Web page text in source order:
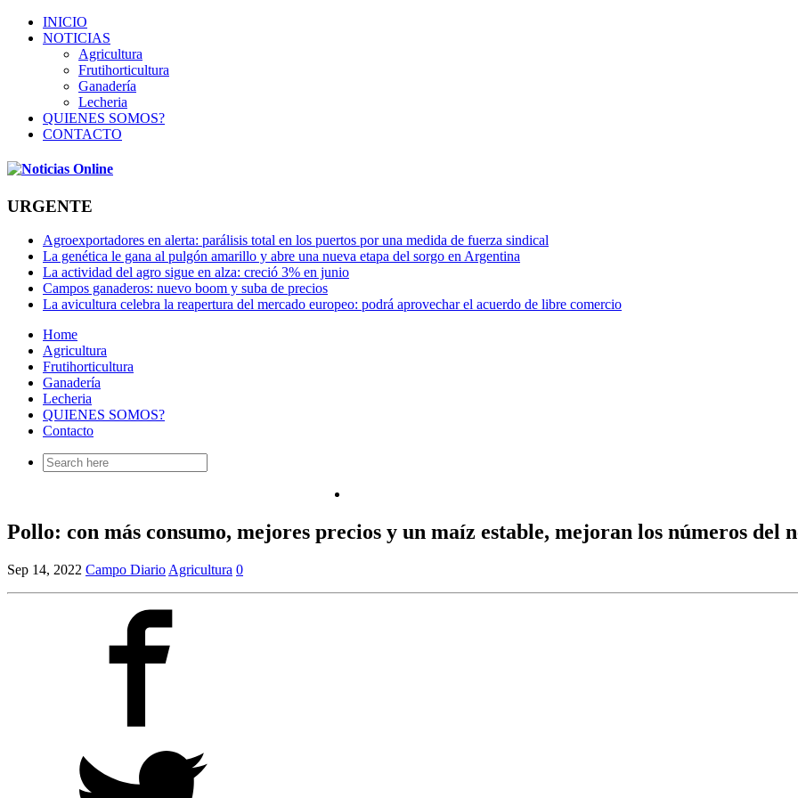
INICIO
NOTICIAS
Agricultura
Frutihorticultura
Ganadería
Lecheria
QUIENES SOMOS?
CONTACTO
URGENTE
Agroexportadores en alerta: parálisis total en los puertos por una medida de fuerza sindical
La genética le gana al pulgón amarillo y abre una nueva etapa del sorgo en Argentina
La actividad del agro sigue en alza: creció 3% en junio
Campos ganaderos: nuevo boom y suba de precios
La avicultura celebra la reapertura del mercado europeo: podrá aprovechar el acuerdo de libre comercio
Home
Agricultura
Frutihorticultura
Ganadería
Lecheria
QUIENES SOMOS?
Contacto
Search
for:
Pollo: con más consumo, mejores precios y un maíz estable, mejoran los números del
Sep 14, 2022 Campo Diario Agricultura 0